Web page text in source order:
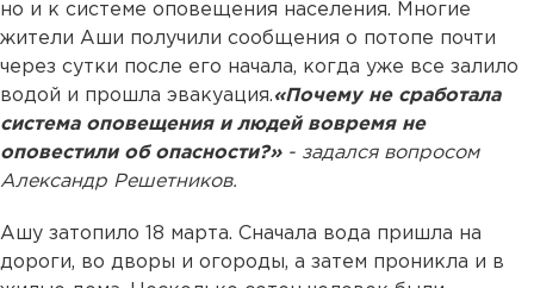
но и к системе оповещения населения. Многие
жители Аши получили сообщения о потопе почти
через сутки после его начала, когда уже все залило
водой и прошла эвакуация.«Почему не сработала
система оповещения и людей вовремя не
оповестили об опасности?»- задался вопросом
Александр Решетников.
Ашу затопило 18 марта. Сначала вода пришла на
дороги, во дворы и огороды, а затем проникла и в